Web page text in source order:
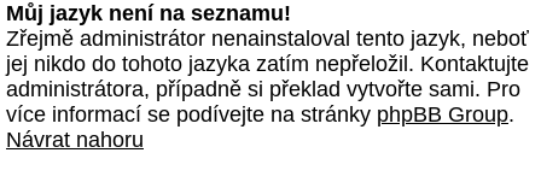
Můj jazyk není na seznamu!
Zřejmě administrátor nenainstaloval tento jazyk, neboť
jej nikdo do tohoto jazyka zatím nepřeložil. Kontaktujte
administrátora, případně si překlad vytvořte sami. Pro
více informací se podívejte na stránky phpBB Group.
Návrat nahoru